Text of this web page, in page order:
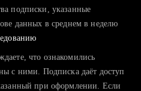
поиск и вручную поднимаете
и оценить шансы
подписки, указанные
данных в среднем в неделю
что ознакомились
с ними. Подписка даёт доступ
при оформлении. Если